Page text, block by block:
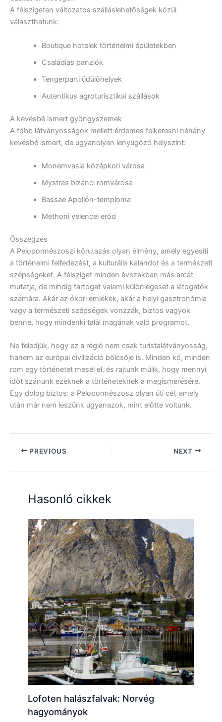
A félszigeten változatos szálláslehetőségek közül
választhatunk:
Boutique hotelek történelmi épületekben
Családias panziók
Tengerparti üdülőhelyek
Autentikus agroturisztikai szállások
A kevésbé ismert gyöngyszemek
A főbb látványosságok mellett érdemes felkeresni néhány
kevésbé ismert, de ugyanolyan lenyűgöző helyszínt:
Monemvasia középkori városa
Mystras bizánci romvárosa
Bassae Apollón-temploma
Methoni velencei erőd
Összegzés
A Peloponnészoszi körutazás olyan élmény, amely egyesíti
a történelmi felfedezést, a kulturális kalandot és a természeti
szépségeket. A félsziget minden évszakban más arcát
mutatja, de mindig tartogat valami különlegeset a látogatók
számára. Akár az ókori emlékek, akár a helyi gasztronómia
vagy a természeti szépségek vonzzák, biztos vagyok
benne, hogy mindenki talál magának való programot.
Ne feledjük, hogy ez a régió nem csak turistalátványosság,
hanem az európai civilizáció bölcsője is. Minden kő, minden
rom egy történetet mesél el, és rajtunk múlik, hogy mennyi
időt szánunk ezeknek a történeteknek a megismerésére.
Egy dolog biztos: a Peloponnészosz olyan úti cél, amely
után már nem leszünk ugyanazok, mint előtte voltunk.
PREVIOUS NEXT
Hasonló cikkek
Lofoten halászfalvak: Norvég
hagyományok